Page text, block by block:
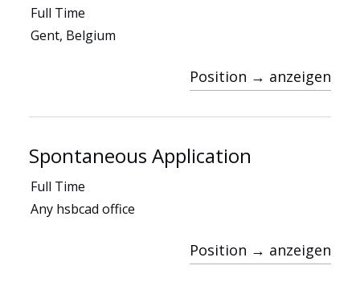
Full Time
Gent, Belgium
Position → anzeigen
Spontaneous Application
Full Time
Any hsbcad office
Position → anzeigen